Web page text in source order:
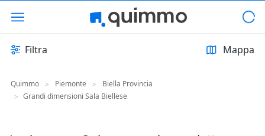
Filtra Mappa
Quimmo > Piemonte >
Biella Provincia
> Grandi dimensioni Sala Biellese